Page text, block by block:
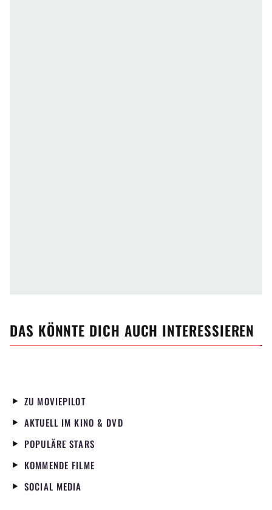
DAS KÖNNTE DICH AUCH INTERESSIEREN
ZU MOVIEPILOT
AKTUELL IM KINO & DVD
POPULÄRE STARS
KOMMENDE FILME
SOCIAL MEDIA